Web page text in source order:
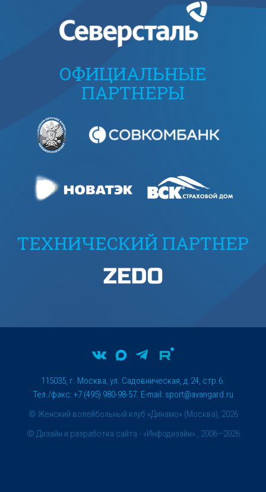
ОФИЦИАЛЬНЫЕ
ПАРТНЕРЫ
ТЕХНИЧЕСКИЙ ПАРТНЕР
© Женский волейбольный клуб «Динамо» (Москва), 2026
115035, г. Москва, ул. Садовническая, д.24, стр.6.
Тел./факс: +7 (495) 980-98-57. E-mail: sport@avangard.ru
© Дизайн и разработка сайта - «Инфодизайн» , 2006—2026